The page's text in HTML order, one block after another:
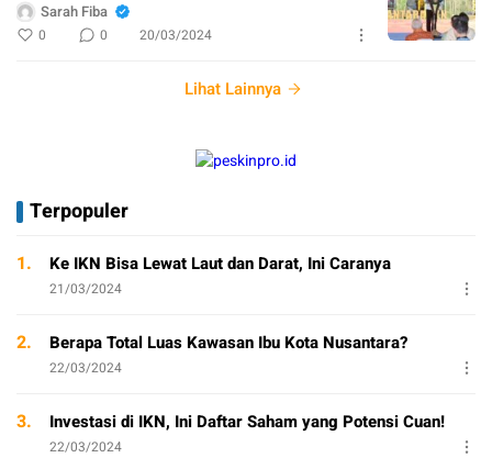
Sarah Fiba
0 0 20/03/2024
Lihat Lainnya
Terpopuler
1. Ke IKN Bisa Lewat Laut dan Darat, Ini Caranya
21/03/2024
2. Berapa Total Luas Kawasan Ibu Kota Nusantara?
22/03/2024
3. Investasi di IKN, Ini Daftar Saham yang Potensi Cuan!
22/03/2024